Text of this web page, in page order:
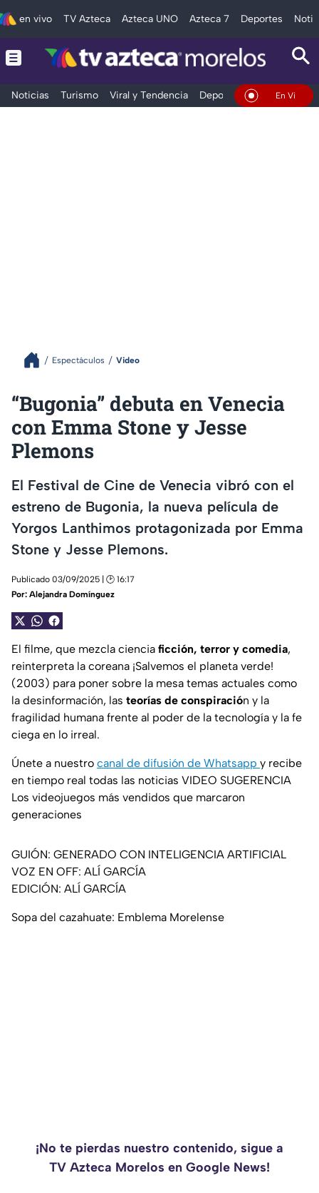
en vivo TV Azteca Azteca UNO Azteca 7 Deportes
Noticias Turismo Viral y Tendencia Deportes Espectáculos
En Vivo
Espectáculos Video
“Bugonia” debuta en Venecia
con Emma Stone y Jesse
Plemons
El Festival de Cine de Venecia vibró con el
estreno de Bugonia, la nueva película de
Yorgos Lanthimos protagonizada por Emma
Stone y Jesse Plemons.
Publicado 03/09/2025 | 🕑 16:17
Por: Alejandra Domínguez
El filme, que mezcla ciencia ficción, terror y comedia,
reinterpreta la coreana ¡Salvemos el planeta verde!
(2003) para poner sobre la mesa temas actuales como
la desinformación, las teorías de conspiración y la
fragilidad humana frente al poder de la tecnología y la fe
ciega en lo irreal.
Únete a nuestro canal de difusión de Whatsapp y recibe
en tiempo real todas las noticias VIDEO SUGERENCIA
Los videojuegos más vendidos que marcaron
generaciones
GUIÓN: GENERADO CON INTELIGENCIA ARTIFICIAL
VOZ EN OFF: ALÍ GARCÍA
EDICIÓN: ALÍ GARCÍA
Sopa del cazahuate: Emblema Morelense
¡No te pierdas nuestro contenido, sigue a
TV Azteca Morelos en Google News!